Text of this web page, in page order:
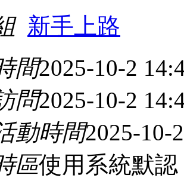
新手上路
間2025-10-2
問2025-10-2
動時間2025-10-
區使用系統默認